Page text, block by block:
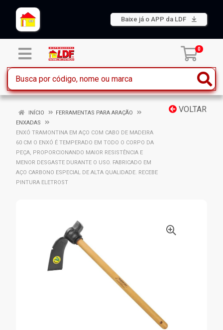
Baixe já o APP da LDF
0
VOLTAR
INÍCIO
FERRAMENTAS PARA ARAÇÃO
ENXADAS
ENXÓ TRAMONTINA EM AÇO COM CABO DE MADEIRA
60 CM O ENXÓ É TEMPERADO EM TODO O CORPO DA
PEÇA, PROPORCIONANDO MAIOR RESISTÊNCIA E
MENOR DESGASTE DURANTE O USO. FABRICADO EM
AÇO CARBONO ESPECIAL DE ALTA QUALIDADE. RECEBE
PINTURA ELETROST